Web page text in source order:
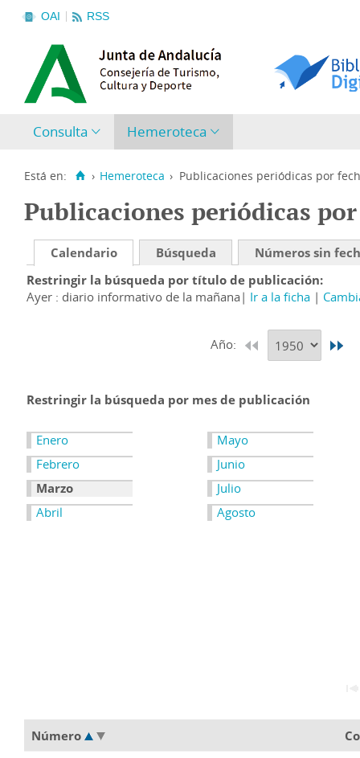
OAI RSS
Consulta Hemeroteca
Está en: › Hemeroteca › Publicaciones periódicas por
Publicaciones periódicas
Calendario Búsqueda
Números sin
Restringir la búsqueda por título de publicación
Ayer : diario informativo de la mañana
Ir a la ficha
Año:
Restringir la búsqueda por mes de publicación
Enero
Febrero
Marzo
Abril
Mayo
Junio
Julio
Agosto
Número